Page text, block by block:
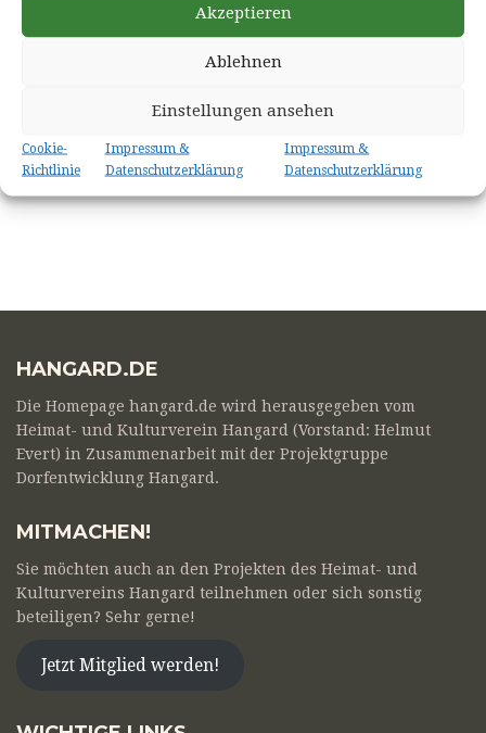
Akzeptieren
Ablehnen
Einstellungen ansehen
Cookie-
Richtlinie
Impressum &
Datenschutzerklärung
Impressum &
Datenschutzerklärung
VERANSTALTUNGSORT
Hangard, 66540 Google Karte anzeigen
Veranstalter-Website anzeigen
HANGARD.DE
Die Homepage hangard.de wird herausgegeben vom
Heimat- und Kulturverein Hangard (Vorstand: Helmut
Evert) in Zusammenarbeit mit der Projektgruppe
Dorfentwicklung Hangard.
MITMACHEN!
Sie möchten auch an den Projekten des Heimat- und
Kulturvereins Hangard teilnehmen oder sich sonstig
beteiligen? Sehr gerne!
Jetzt Mitglied werden!